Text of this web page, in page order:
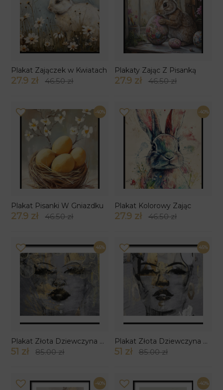
Plakat Zajączek w Kwiatach
27.9 zł 46.50 zł
Plakaty Zając Z Pisanką
27.9 zł 46.50 zł
-40%
Plakat Pisanki W Gniazdku
27.9 zł 46.50 zł
-40%
Plakat Kolorowy Zając
27.9 zł 46.50 zł
45%
Plakat Złota Dziewczyna w Kwiatach
51 zł 85.00 zł
45%
Plakat Złota Dziewczyna Na Płótnie
51 zł 85.00 zł
-40% -40%